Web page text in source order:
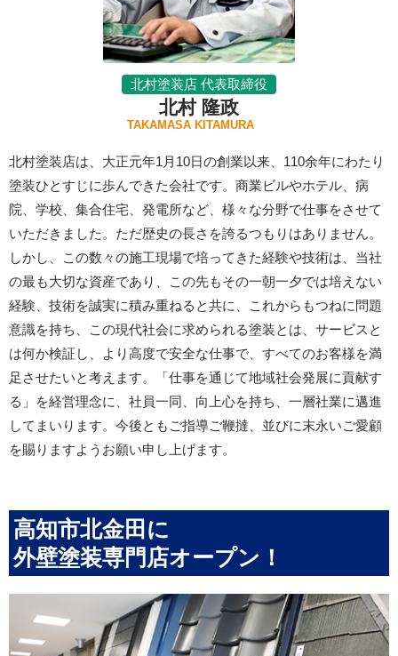
北村塗装店 代表取締役
北村 隆政
TAKAMASA KITAMURA
北村塗装店は、大正元年1月10日の創業以来、110余年にわたり
塗装ひとすじに歩んできた会社です。商業ビルやホテル、病
院、学校、集合住宅、発電所など、様々な分野で仕事をさせて
いただきました。ただ歴史の長さを誇るつもりはありません。
しかし、この数々の施工現場で培ってきた経験や技術は、当社
の最も大切な資産であり、この先もその一朝一夕では培えない
経験、技術を誠実に積み重ねると共に、これからもつねに問題
意識を持ち、この現代社会に求められる塗装とは、サービスと
は何か検証し、より高度で安全な仕事で、すべてのお客様を満
足させたいと考えます。「仕事を通じて地域社会発展に貢献す
る」を経営理念に、社員一同、向上心を持ち、一層社業に邁進
してまいります。今後ともご指導ご鞭撻、並びに末永いご愛顧
を賜りますようお願い申し上げます。
高知市北金田に
外壁塗装専門店オープン！